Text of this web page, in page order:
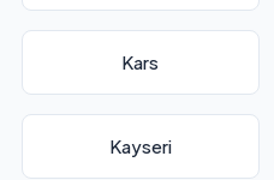
Kars
Kayseri